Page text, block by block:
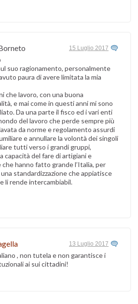
15 Luglio 2017
suo ragionamento, personalmente
paura di avere limitata la mia
che lavoro, con una buona
e mai come in questi anni mi sono
Da una parte il fisco ed i vari enti
del lavoro che perde sempre più
da norme e regolamento assurdi
e annullare la volontà dei singoli
tutti verso i grandi gruppi,
capacità del fare di artigiani e
che hanno fatto grande l’Italia, per
standardizzazione che appiatisce
li rende intercambiabil.
13 Luglio 2017
, non tutela e non garantisce i
ai sui cittadini!